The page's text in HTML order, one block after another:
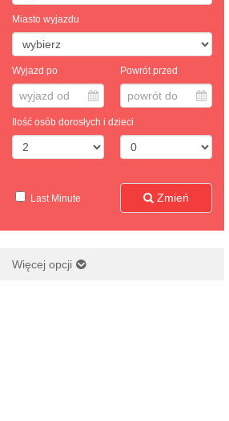
Miasto wyjazdu
Wyjazd po
wyjazd od
Powrót przed
powrót do
Ilość osób dorosłych i dzieci
Last Minute Zmień
Więcej opcji